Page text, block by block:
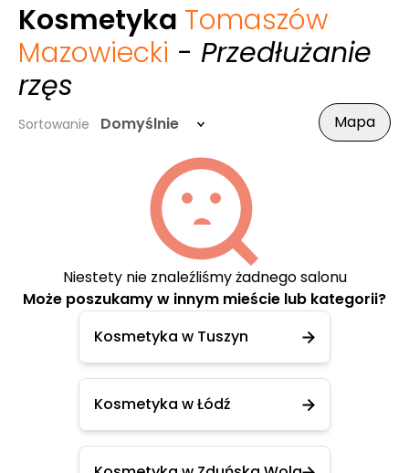
Kosmetyka Tomaszów
Mazowiecki - Przedłużanie
rzęs
Sortowanie Domyślnie Mapa
Niestety nie znaleźliśmy żadnego salonu
Może poszukamy w innym mieście lub kategorii?
Kosmetyka w Tuszyn
Kosmetyka w Łódź